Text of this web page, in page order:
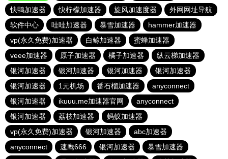
快鸭加速器
快柠檬加速器 旋风加速度器
外网网址导航
软件中心
哇哇加速器 暴雪加速器
hammer加速器
vp(永久免费)加速器
白鲸加速器
蜜蜂加速器
veee加速器
原子加速器 橘子加速器
纵云梯加速器
银河加速器
银河加速器 银河加速器
银河加速器
银河加速器
1元机场 番石榴加速器
anyconnect
银河加速器
ikuuu.me加速器官网
anyconnect
银河加速器
荔枝加速器
蚂蚁加速器
vp(永久免费)加速器
银河加速器
abc加速器
anyconnect
速鹰666 银河加速器
暴雪加速器